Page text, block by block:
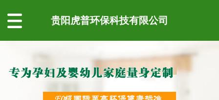
贵阳虎普环保科技有限公司